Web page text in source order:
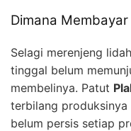
Dimana
Selagi merenjeng
tinggal belum
membelinya. Patut
terbilang produksinya
belum persis setiap